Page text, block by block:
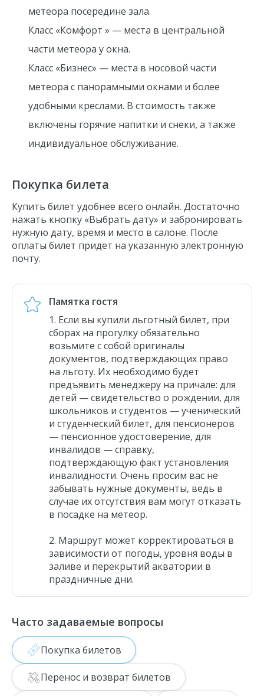
метеора посередине зала.
Класс «Комфорт » — места в центральной
части метеора у окна.
Класс «Бизнес» — места в носовой части
метеора с панорамными окнами и более
удобными креслами. В стоимость также
включены горячие напитки и снеки, а также
индивидуальное обслуживание.
Покупка билета
Купить билет удобнее всего онлайн. Достаточно
нажать кнопку «Выбрать дату» и забронировать
нужную дату, время и место в салоне. После
оплаты билет придет на указанную электронную
почту.
Памятка гостя
Если вы купили льготный билет, при
сборах на прогулку обязательно
возьмите с собой оригиналы
документов, подтверждающих право
на льготу. Их необходимо будет
предъявить менеджеру на причале: для
детей — свидетельство о рождении, для
школьников и студентов — ученический
и студенческий билет, для пенсионеров
— пенсионное удостоверение, для
инвалидов — справку,
подтверждающую факт установления
инвалидности. Очень просим вас не
забывать нужные документы, ведь в
случае их отсутствия вам могут отказать
в посадке на метеор.
Маршрут может корректироваться в
зависимости от погоды, уровня воды в
заливе и перекрытий акватории в
праздничные дни.
Часто задаваемые вопросы
Покупка билетов
Перенос и возврат билетов